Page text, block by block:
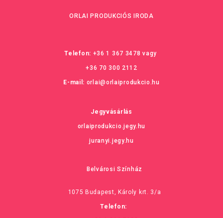
ORLAI PRODUKCIÓS IRODA
Telefon: +36 1 367 3478 vagy
+36 70 300 2112
E-mail: orlai@orlaiprodukcio.hu
Jegyvásárlás
orlaiprodukcio.jegy.hu
juranyi.jegy.hu
Belvárosi Színház
1075 Budapest, Károly krt. 3/a
Telefon: